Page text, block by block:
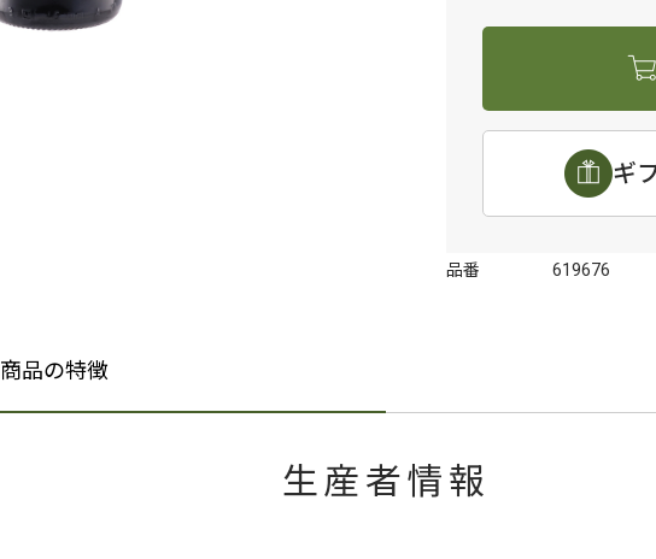
ギ
品番 619676
商品の特徴
生産者情報